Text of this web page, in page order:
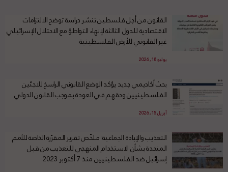
القانون من أجل فلسطين تنشر دراسة توضح الالتزامات
الاقتصادية للدول الثالثة لإنهاء التواطؤ مع الاحتلال الإسرائيلي
غير القانوني للأرض الفلسطينية
يوليو 18, 2026
بحث أكاديمي جديد يؤكد الوضع القانوني الراسخ للاجئين
الفلسطينيين وحقهم في العودة بموجب القانون الدولي
أبريل 15, 2026
التعذيب والإبادة الجماعية: ملخّص تقرير المقرّرة الخاصة للأمم
المتحدة بشأن الاستخدام المنهجي للتعذيب من قبل
إسرائيل ضد الفلسطينيين منذ 7 أكتوبر 2023